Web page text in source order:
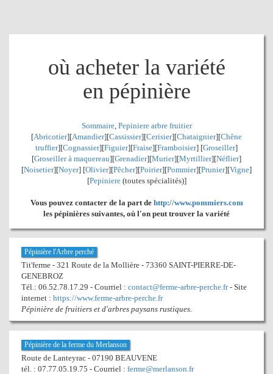
où acheter la variété
en pépinière
Sommaire, Pepiniere arbre fruitier
[Abricotier][Amandier][Cassissier][Cerisier][Chataignier][Chêne
truffier][Cognassier][Figuier][Fraise][Framboisier] [Groseiller]
[Groseiller à maquereau][Grenadier][Murier][Myrtillier][Néflier]
[Noisetier][Noyer] [Olivier][Pêcher][Poirier][Pommier][Prunier][Vigne]
[Pepiniere(toutes spécialités)]
Vous pouvez contacter de la part de http://www.pommiers.com
les pépinières suivantes, où l'on peut trouver la variété
Pépinière l'Arbre perché
Tit'ferme - 321 Route de la Mollière - 73360 SAINT-PIERRE-DE-
GENEBROZ
Tél.: 06.52.78.17.29 - Courriel : contact@ferme-arbre-perche.fr- Site
internet : https://www.ferme-arbre-perche.fr
Pépinière de fruitiers et d'arbres paysans rustiques.
Pépinière de la ferme du Merlanson
Route de Lanteyrac - 07190 BEAUVENE
tél. : 07.77.05.19.75 - Courriel : ferme@merlanson.fr